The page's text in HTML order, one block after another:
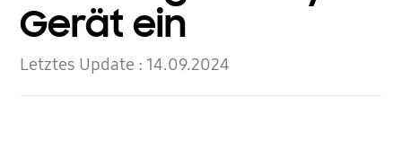
Gerät ein
Letztes Update : 14.09.2024